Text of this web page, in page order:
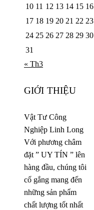
10 11 12 13 14 15 16
17 18 19 20 21 22 23
24 25 26 27 28 29 30
31
« Th3
GIỚI THIỆU
Vật Tư Công
Nghiệp Linh Long
Với phương châm
đặt ” UY TÍN ” lên
hàng đầu, chúng tôi
cố gắng mang đến
những sản phẩm
chất lượng tốt nhất